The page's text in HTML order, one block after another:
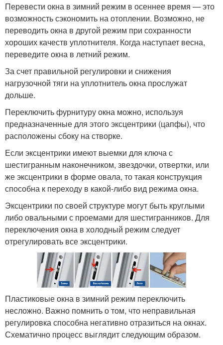
Перевести окна в зимний режим в осеннее время — это
возможность сэкономить на отоплении. Возможно, не
переводить окна в другой режим при сохранности
хороших качеств уплотнителя. Когда наступает весна,
переведите окна в летний режим.
За счет правильной регулировки и снижения
нагрузочной тяги на уплотнитель окна прослужат
дольше.
Переключить фурнитуру окна можно, используя
предназначенные для этого эксцентрики (цапфы), что
расположены сбоку на створке.
Если эксцентрики имеют выемки для ключа с
шестигранным наконечником, звездочки, отвертки, или
же эксцентрики в форме овала, то такая конструкция
способна к переходу в какой-либо вид режима окна.
Эксцентрики по своей структуре могут быть круглыми
либо овальными с проемами для шестигранников. Для
переключения окна в холодный режим следует
отрегулировать все эксцентрики.
Пластиковые окна в зимний режим переключить
несложно. Важно помнить о том, что неправильная
регулировка способна негативно отразиться на окнах.
Схематично процесс выглядит следующим образом.